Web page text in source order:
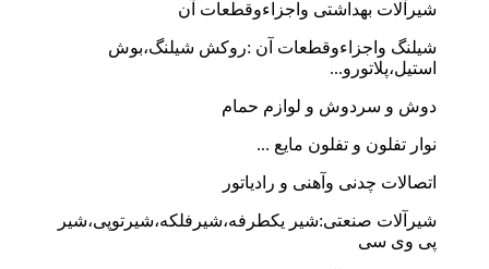
شیرآلات بهداشتی واجزاءوقطعات آن
شیلنگ واجزاءوقطعات آن :روکش شیلنگ،بوش
استیل،پلاتورو...
دوش و سردوش و لوازم حمام
نوار تفلون و تفلون مایع ...
اتصالات چدنی وآهنی و رادیاتور
شیرآلات صنعتی:شیر یکطرفه،شیرفلکه،شیرتوپی،شیر
پی وی سی